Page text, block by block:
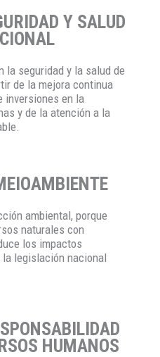
Y SALUD
la seguridad y la salud de
de la mejora continua
inversiones en la
y de la atención a la
ambiental, porque
naturales con
los impactos
legislación nacional
HUMANOS